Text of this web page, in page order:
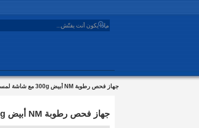
search
جهاز فحص رطوبة NM أبيض 300g مع شاشة لمسة HD ملونة 5 بوصات لقياس الرطوبة الكيميائية
جهاز فحص رطوبة NM أبيض 300g مع شاشة لمسة HD ملونة 5 بوصات لقياس الرطوبة الكيميائية